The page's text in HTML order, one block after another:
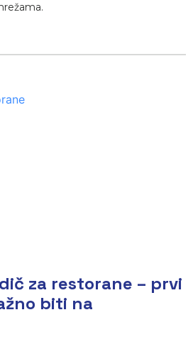
za restorane – prvi
biti na